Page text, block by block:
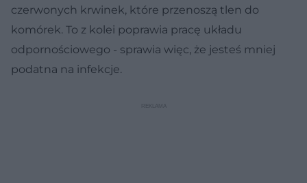
czerwonych krwinek, które przenoszą tlen do
komórek. To z kolei poprawia pracę układu
odpornościowego - sprawia więc, że jesteś mniej
podatna na infekcje.